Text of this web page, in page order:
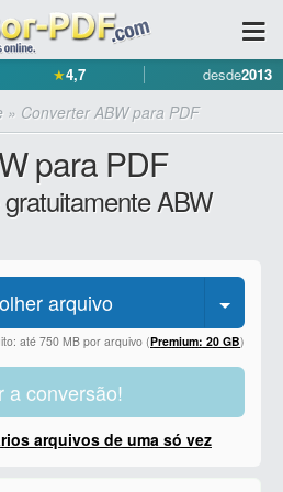
★4,7 desde2013
» Converter ABW para PDF
para PDF
ABW
arquivo
até 750 MB por arquivo (Premium: 20 GB)
a conversão!
arquivos de uma só vez